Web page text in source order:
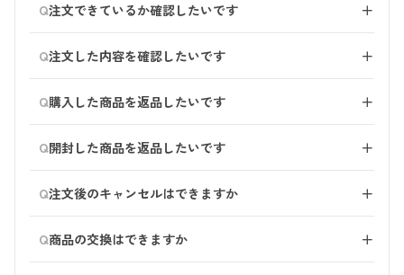
※設定方法は、ご利用の携帯会社・機種によって異なり
ますのでお使いの携帯電話の説明書をご確認ください。
ご不明な点は、ご契約の携帯電話会社へお尋ねください
■フリーメール（hotmaill.com／yahoo.co.jp等）をご使
用の場合 当社からのメールが迷惑メールと判断され、
用のメールソフト、メールサービス、セキュリティソフ
トの設定をご確認ください。
※フリーのメールサービスをご利用されている場合、各
社のガイドなどをご参照ください。
■セキュリティソフト/ウイルス対策ソフトの機能によ
でご連絡ください。 お届け日を再度変更していただく
ことで、次回の定期コースを延長することも可能です。
お客様ご自身で変更される場合は、マイページよりお手
商品の組み合わせは自由で、定期コース・通常購入を問
わず2個以上のご購入で割引が適用されます。
さらに、5,000円（税込）以上で送料無料になるため、
とてもお得です。
Q注文できているか確認したいです
＋
ラインショップにてご注文いただいたお客様は、「ご注
文完了のお知らせ」メールからもご確認いただけます。
Q注文した内容を確認したいです
＋
オンラインショップにてご注文いただいたお客様は、
「ご注文完了のお知らせ」メールからもご確認いただけ
ます。
Q購入した商品を返品したいです
＋
いたします。
haruお客様センターまでご連絡ください。
【返品に関する注意事項】
・当ショップ以外でご購入された商品は、返品の対象外
です。
Q開封した商品を返品したいです
＋
てお受付いたします。 商品到着後30日以内に、お問い
合わせフォームよりご連絡をお願いいたします。 全額
返金保証付ではない商品は、開封後のご返品は承ってお
りません。
Q注文後のキャンセルはできますか
＋
す。 キャンセルご希望の場合は、マイページ内ご注文
履歴より、手続きをお願いいたします。
Q商品の交換はできますか
＋